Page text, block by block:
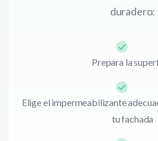
duradero:
Prepara la
Elige el impermeabilizante
tu fachada